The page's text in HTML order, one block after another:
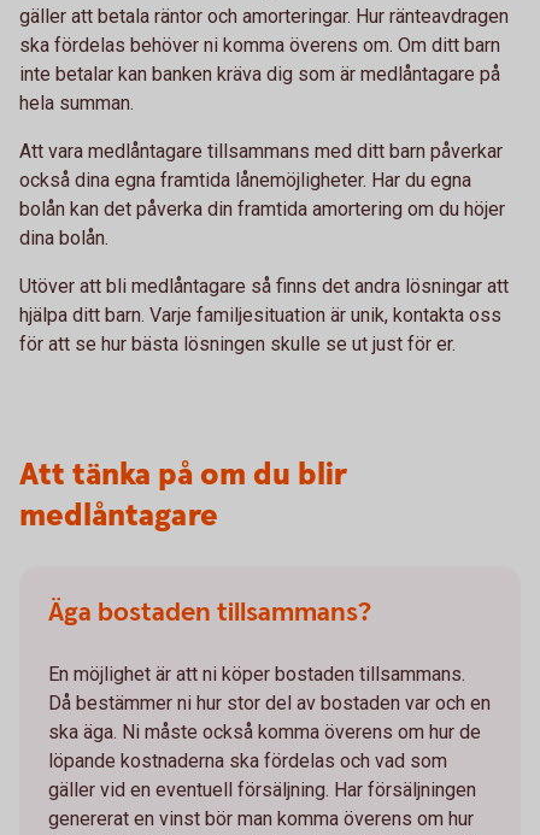
gäller att betala räntor och amorteringar. Hur ränteavdragen
ska fördelas behöver ni komma överens om. Om ditt barn
inte betalar kan banken kräva dig som är medlåntagare på
hela summan.
Att vara medlåntagare tillsammans med ditt barn påverkar
också dina egna framtida lånemöjligheter. Har du egna
bolån kan det påverka din framtida amortering om du höjer
dina bolån.
Utöver att bli medlåntagare så finns det andra lösningar att
hjälpa ditt barn. Varje familjesituation är unik, kontakta oss
för att se hur bästa lösningen skulle se ut just för er.
Att tänka på om du blir
medlåntagare
Äga bostaden tillsammans?
En möjlighet är att ni köper bostaden tillsammans.
Då bestämmer ni hur stor del av bostaden var och en
ska äga. Ni måste också komma överens om hur de
löpande kostnaderna ska fördelas och vad som
gäller vid en eventuell försäljning. Har försäljningen
genererat en vinst bör man komma överens om hur